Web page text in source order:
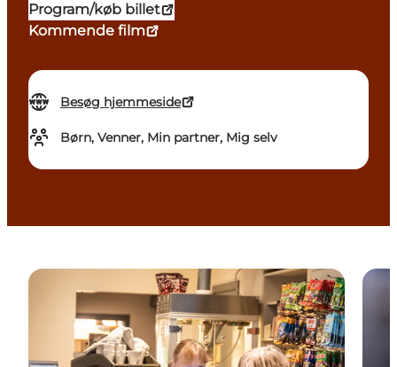
Program/køb billet
Kommende film
Besøg hjemmeside
Børn, Venner, Min partner, Mig selv